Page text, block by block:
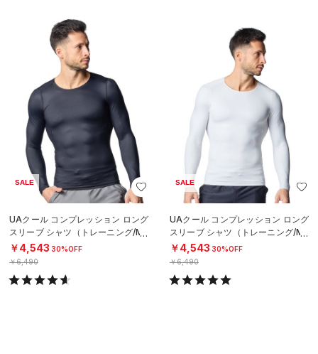
SALE
UAクール コンプレッション ロング
スリーブ シャツ（トレーニング/ME
N）
￥4,543 30%OFF
￥6,490
SALE
UAクール コンプレッション ロング
スリーブ シャツ（トレーニング/ME
N）
￥4,543 30%OFF
￥6,490